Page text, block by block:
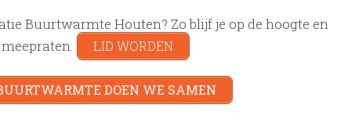
Buurtwarmte Houten? Zo blijf je op de hoogte en
LID WORDEN
DOEN WE SAMEN